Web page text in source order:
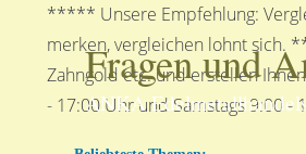
***** Unsere Empfehlung:
merken, vergleichen lohnt sich.
Zahngold etc. und erstellen
- 17:00 Uhr und Samstags 9:00
Fragen und
ANKA